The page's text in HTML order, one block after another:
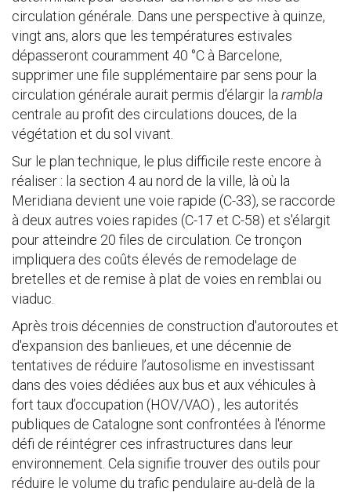
circulation générale. Dans une perspective à quinze,
vingt ans, alors que les températures estivales
dépasseront couramment 40 °C à Barcelone,
supprimer une file supplémentaire par sens pour la
circulation générale aurait permis d’élargir la rambla
centrale au profit des circulations douces, de la
végétation et du sol vivant.
Sur le plan technique, le plus difficile reste encore à
réaliser : la section 4 au nord de la ville, là où la
Meridiana devient une voie rapide (C-33), se raccorde
à deux autres voies rapides (C-17 et C-58) et s'élargit
pour atteindre 20 files de circulation. Ce tronçon
impliquera des coûts élevés de remodelage de
bretelles et de remise à plat de voies en remblai ou
viaduc.
Après trois décennies de construction d'autoroutes et
d'expansion des banlieues, et une décennie de
tentatives de réduire l’autosolisme en investissant
dans des voies dédiées aux bus et aux véhicules à
fort taux d’occupation (HOV/VAO) , les autorités
publiques de Catalogne sont confrontées à l'énorme
défi de réintégrer ces infrastructures dans leur
environnement. Cela signifie trouver des outils pour
réduire le volume du trafic pendulaire au-delà de la